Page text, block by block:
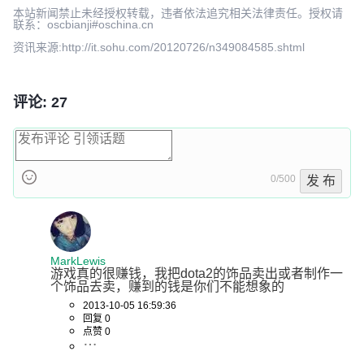
本站新闻禁止未经授权转载，违者依法追究相关法律责任。授权请
联系：oscbianji#oschina.cn
资讯来源:http://it.sohu.com/20120726/n349084585.shtml
评论: 27
0/500 发 布
MarkLewis
游戏真的很赚钱，我把dota2的饰品卖出或者制作一
个饰品去卖，赚到的钱是你们不能想象的
2013-10-05 16:59:36
回复 0
点赞 0